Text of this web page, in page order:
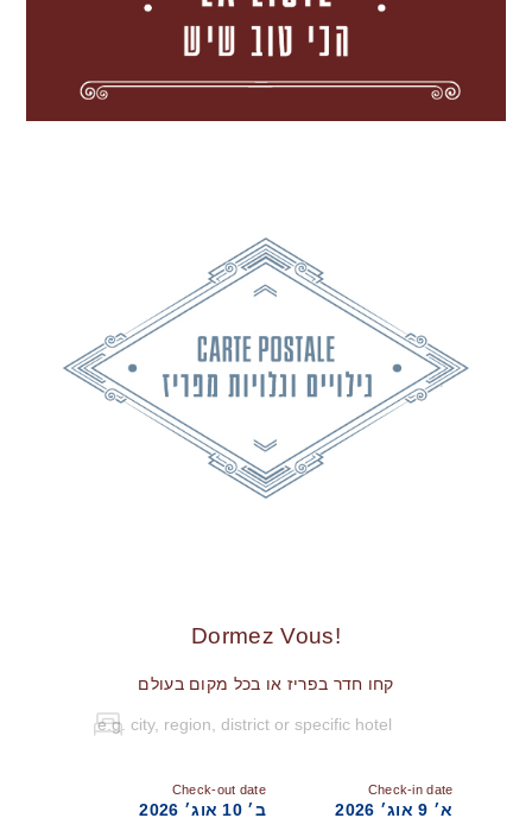
!Dormez Vous
קחו חדר בפריז או בכל מקום בעולם
Check-in date
א׳ 9 אוג׳ 2026
Check-out date
ב׳ 10 אוג׳ 2026